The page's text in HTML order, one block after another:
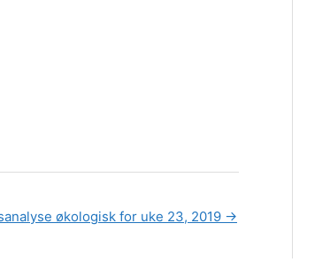
økologisk for uke 23, 2019 →